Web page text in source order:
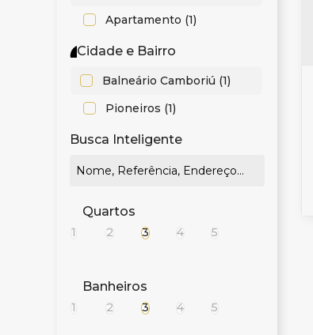
Apartamento (1)
Cidade e Bairro
Balneário Camboriú (1)
Pioneiros (1)
Busca Inteligente
Quartos
1 2 3 4 5
Banheiros
1 2 3 4 5